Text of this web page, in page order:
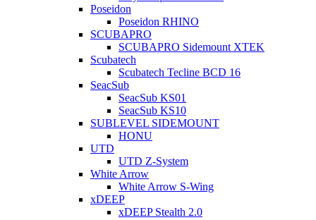
Poseidon
Poseidon RHINO
SCUBAPRO
SCUBAPRO Sidemount XTEK
Scubatech
Scubatech Tecline BCD 16
SeacSub
SeacSub KS01
SeacSub KS10
SUBLEVEL SIDEMOUNT
HONU
UTD
UTD Z-System
White Arrow
White Arrow S-Wing
xDEEP
xDEEP Stealth 2.0